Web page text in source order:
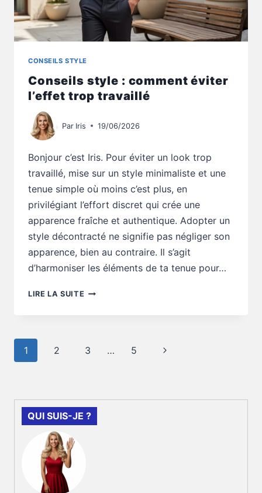
CONSEILS STYLE
Conseils style : comment éviter
l’effet trop travaillé
Par Iris 19/06/2026
Bonjour c’est Iris. Pour éviter un look trop
travaillé, mise sur un style minimaliste et une
tenue simple où moins c’est plus, en
privilégiant l’effort discret qui crée une
apparence fraîche et authentique. Adopter un
style décontracté ne signifie pas négliger son
apparence, bien au contraire. Il s’agit
d’harmoniser les éléments de ta tenue pour…
LIRE LA SUITE CONSEILS
L’EFFET
Navigation
de
1 2 3 … 5
Page
QUI SUIS-JE ?